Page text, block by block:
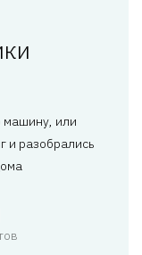
машину, или
и разобрались